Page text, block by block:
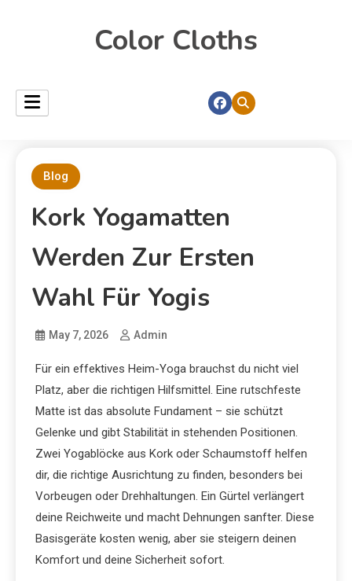
Color Cloths
Blog
Kork Yogamatten
Werden Zur Ersten
Wahl Für Yogis
May 7, 2026 Admin
Für ein effektives Heim-Yoga brauchst du nicht viel
Platz, aber die richtigen Hilfsmittel. Eine rutschfeste
Matte ist das absolute Fundament – sie schützt
Gelenke und gibt Stabilität in stehenden Positionen.
Zwei Yogablöcke aus Kork oder Schaumstoff helfen
dir, die richtige Ausrichtung zu finden, besonders bei
Vorbeugen oder Drehhaltungen. Ein Gürtel verlängert
deine Reichweite und macht Dehnungen sanfter. Diese
Basisgeräte kosten wenig, aber sie steigern deinen
Komfort und deine Sicherheit sofort.